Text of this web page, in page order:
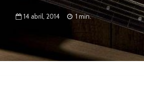
14 abril, 2014 1 min.